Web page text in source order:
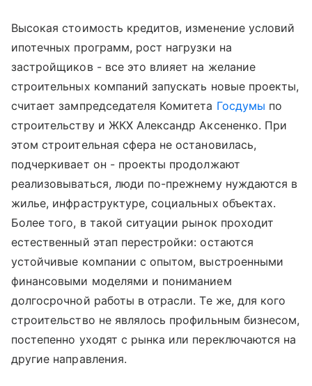
Высокая стоимость кредитов, изменение условий
ипотечных программ, рост нагрузки на
застройщиков - все это влияет на желание
строительных компаний запускать новые проекты,
считает зампредседателя Комитета Госдумы по
строительству и ЖКХ Александр Аксененко. При
этом строительная сфера не остановилась,
подчеркивает он - проекты продолжают
реализовываться, люди по-прежнему нуждаются в
жилье, инфраструктуре, социальных объектах.
Более того, в такой ситуации рынок проходит
естественный этап перестройки: остаются
устойчивые компании с опытом, выстроенными
финансовыми моделями и пониманием
долгосрочной работы в отрасли. Те же, для кого
строительство не являлось профильным бизнесом,
постепенно уходят с рынка или переключаются на
другие направления.